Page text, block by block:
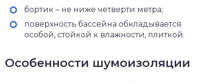
бортик – не ниже четверти метра;
поверхность бассейна обкладывается
особой, стойкой к влажности, плиткой.
Особенности шумоизоляции